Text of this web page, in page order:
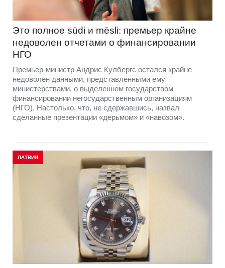
Это полное sūdi и mēsli: премьер крайне
недоволен отчетами о финансировании
НГО
Премьер-министр Андрис Кулбергс остался крайне
недоволен данными, представленными ему
министерствами, о выделенном государством
финансировании негосударственным организациям
(НГО). Настолько, что, не сдержавшись, назвал
сделанные презентации «дерьмом» и «навозом».
ЛАТВИЯ